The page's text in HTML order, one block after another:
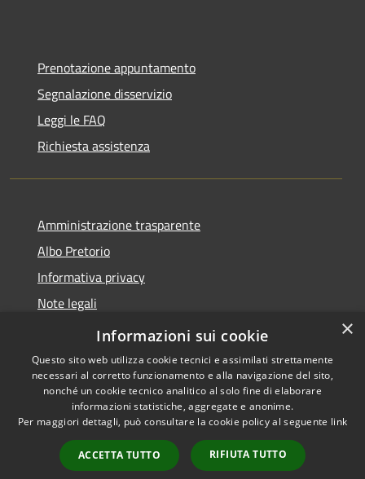
Prenotazione appuntamento
Segnalazione disservizio
Leggi le FAQ
Richiesta assistenza
Amministrazione trasparente
Albo Pretorio
Informativa privacy
Note legali
Dichiarazione di accessibilità
Accessibilità
Copyright © 2026 • Comune di
Sant'Ilario dello Ionio •
Powered byMunicipium
Accesso redazione
×
Informazioni sui cookie
Questo sito web utilizza cookie tecnici e assimilati strettamente
necessari al corretto funzionamento e alla navigazione del sito,
nonché un cookie tecnico analitico al solo fine di elaborare
informazioni statistiche, aggregate e anonime.
Per maggiori dettagli, può consultare la cookie policy al seguente link
ACCETTA TUTTO RIFIUTA TUTTO